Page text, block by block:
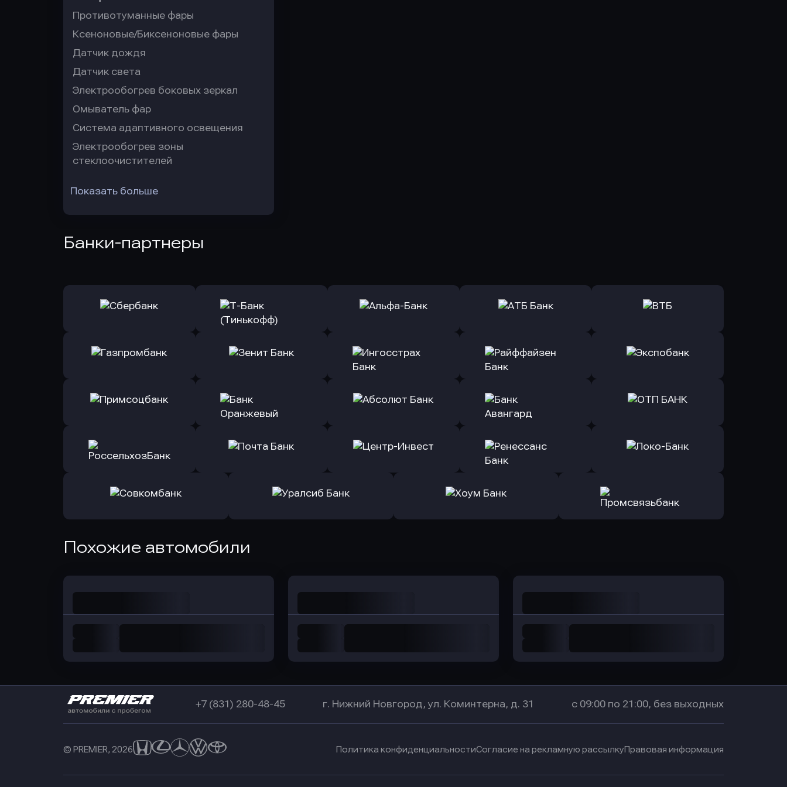
Противотуманные фары
Ксеноновые/Биксеноновые фары
Датчик дождя
Датчик света
Электрообогрев боковых зеркал
Омыватель фар
Система адаптивного освещения
Электрообогрев зоны
стеклоочистителей
Показать больше
Банки-партнеры
Оправить заявку
Оправить заявку
Оправить заявку
в Альфа-Банк
Оправить заявку
в АТБ Банк
Оправить заявку
Оправить заявку
Оправить заявку
в Зенит Банк
Оправить заявку
Оправить заявку
в Райффайзен Банк
Оправить заявку
Оправить заявку
в Примсоцбанк
Оправить заявку
Оправить заявку
Оправить заявку
в Банк Авангард
Оправить заявку
Оправить заявку
Оправить заявку
Оправить заявку
в Локо-Банк
в Совкомбанк
Похожие автомобили
+7 (831) 280-48-45 г. Нижний Новгород, ул. Коминтерна, д. 31 с 09:00 по 21:00, без выходных
© PREMIER, 2026 Политика конфиденциальностиСогласие на рекламную рассылкуПравовая информация